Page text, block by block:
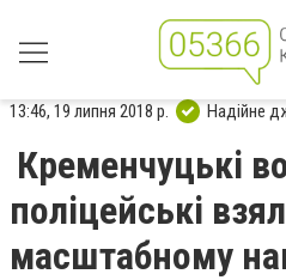
13:46, 19 липня 2018 р. Надійне
Кременчуцькі
поліцейські
масштабному